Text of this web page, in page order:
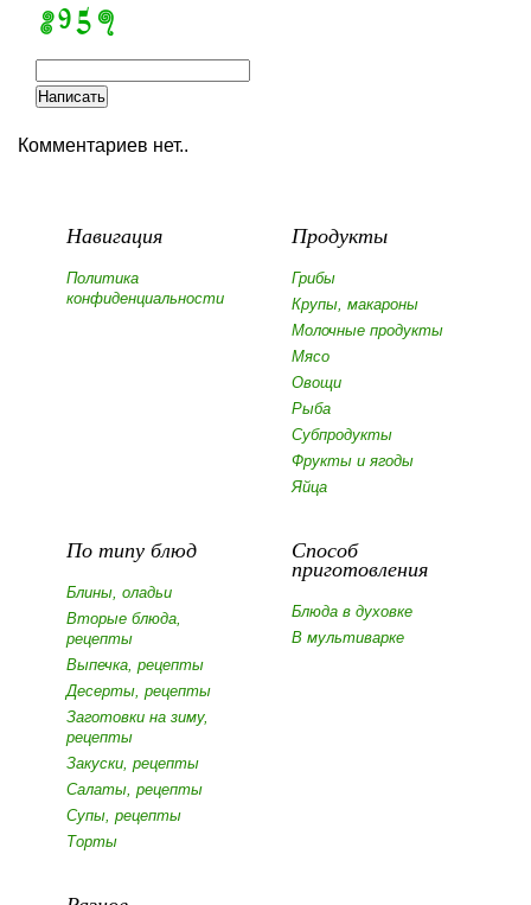
Комментариев нет..
Навигация
Политика
конфиденциальности
Продукты
Грибы
Крупы, макароны
Молочные продукты
Мясо
Овощи
Рыба
Субпродукты
Фрукты и ягоды
Яйца
По типу блюд
Блины, оладьи
Вторые блюда,
рецепты
Выпечка, рецепты
Десерты, рецепты
Заготовки на зиму,
рецепты
Закуски, рецепты
Салаты, рецепты
Супы, рецепты
Торты
Способ
приготовления
Блюда в духовке
В мультиварке